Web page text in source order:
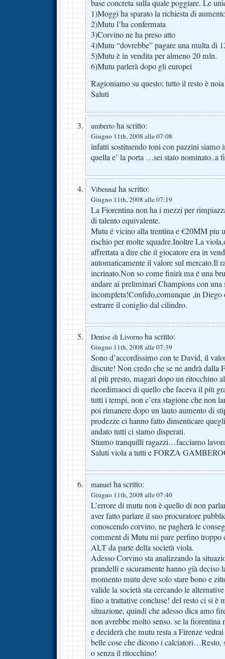
base concreta sulla quale poggiare. Le
1)Moggi ha sparato la richiesta di
2)Mutu l’ha confermata
3)Corvino ne ha preso atto
4)Mutu “dovrebbe” pagare una multa di
5)Mutu è in vendita per almeno 20 mln.
6)Mutu parlerà dopo gli europei
Ragioniamo su questo; tutto il resto è noia
Saluti
umberto ha scritto:
Giugno 11th, 2008 alle 07:08
infatti sostituendo toni con pazzini siamo
quella e’ la porta …sei stato nominato..a
Vibennal ha scritto:
Giugno 11th, 2008 alle 07:19
La Fiorentina non ha i mezzi per
di talento equivalente.
Mutu é vicino alla trentina e €20MM piu
rischio per molte squadre.Inoltre La
affrettata a dire che il giocatore era in
automaticamente il valore sul mercato.Il
incrinato.Non so come finirà ma é una
andare ai preliminari Champions con una
incompleta!Confido,comunque ,in
estrarre il coniglio dal cilindro.
Denise di Livorno ha scritto:
Giugno 11th, 2008 alle 07:39
Sono d’accordissimo con te David, il
discute! Non credo che se ne andrà dalla
al più presto, magari dopo un ritocchino
ricordimaoci di quello che faceva il più
tutti i tempi, non c’era stagione che non
poi rimanere dopo un lauto aumento di
prodezze ci hanno fatto dimenticare
andato tutti ci siamo disperati.
Stiamo tranquilli ragazzi…facciamo
Saluti viola a tutti e FORZA
manuel ha scritto:
Giugno 11th, 2008 alle 07:40
L’errore di mutu non è quello di non
aver fatto parlare il suo procuratore
conoscendo corvino, ne pagherà le
comment di Mutu mi pare perfino troppo
ALT da parte della società viola.
Adesso Corvino sta analizzando la
prandelli e sicuramente hanno già deciso
momento mutu deve solo stare bono e
valide la società sta cercando le
fino a trattative concluse! del resto ci si è
situazione, quindi che adesso dica amo
non avrebbe molto senso. se la
e deciderà che mutu resta a Firenze
belle cose che dicono i
o senza il ritocchino!